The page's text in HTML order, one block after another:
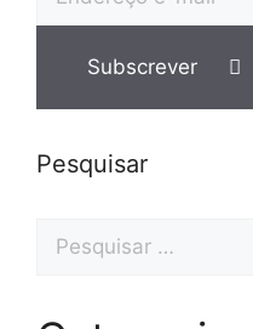
Pesquisar